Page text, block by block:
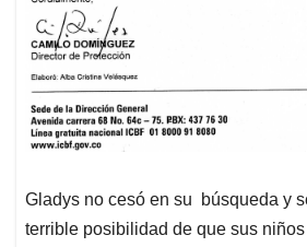
Gladys no cesó en su búsqueda y
terrible posibilidad de que sus